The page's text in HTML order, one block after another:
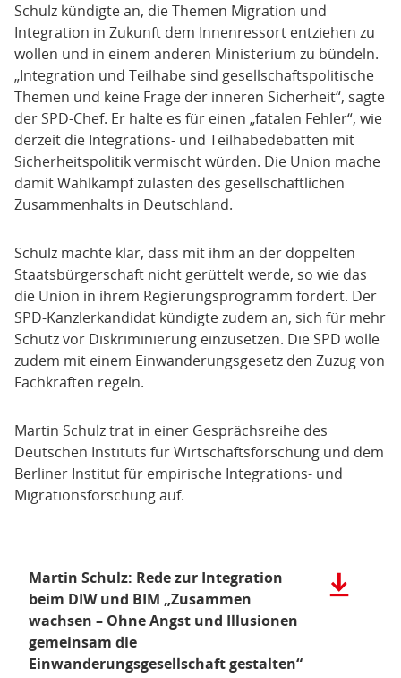
Schulz kündigte an, die Themen Migration und
Integration in Zukunft dem Innenressort entziehen zu
wollen und in einem anderen Ministerium zu bündeln.
„Integration und Teilhabe sind gesellschaftspolitische
Themen und keine Frage der inneren Sicherheit“, sagte
der SPD-Chef. Er halte es für einen „fatalen Fehler“, wie
derzeit die Integrations- und Teilhabedebatten mit
Sicherheitspolitik vermischt würden. Die Union mache
damit Wahlkampf zulasten des gesellschaftlichen
Zusammenhalts in Deutschland.
Schulz machte klar, dass mit ihm an der doppelten
Staatsbürgerschaft nicht gerüttelt werde, so wie das
die Union in ihrem Regierungsprogramm fordert. Der
SPD-Kanzlerkandidat kündigte zudem an, sich für mehr
Schutz vor Diskriminierung einzusetzen. Die SPD wolle
zudem mit einem Einwanderungsgesetz den Zuzug von
Fachkräften regeln.
Martin Schulz trat in einer Gesprächsreihe des
Deutschen Instituts für Wirtschaftsforschung und dem
Berliner Institut für empirische Integrations- und
Migrationsforschung auf.
Martin Schulz: Rede zur Integration
beim DIW und BIM „Zusammen
wachsen – Ohne Angst und Illusionen
gemeinsam die
Einwanderungsgesellschaft gestalten“
der